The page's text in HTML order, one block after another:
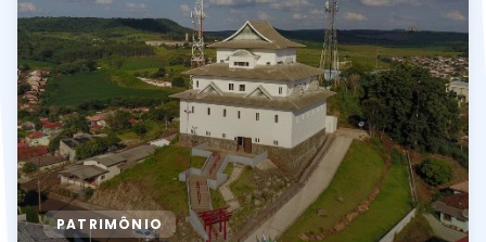
PATRIMÔNIO